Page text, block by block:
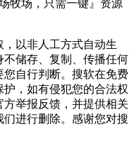
牧场，只需一键』资源
以非人工方式自动生
不储存、复制、传播任何
自行判断。搜软在免费
，如有侵犯您的合法权
举报反馈，并提供相关
进行删除。感谢您对搜